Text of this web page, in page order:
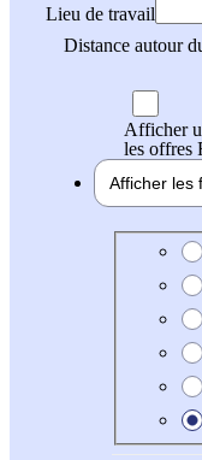
Lieu de travail
Distance autour
Afficher
les offres
Afficher les
Date de